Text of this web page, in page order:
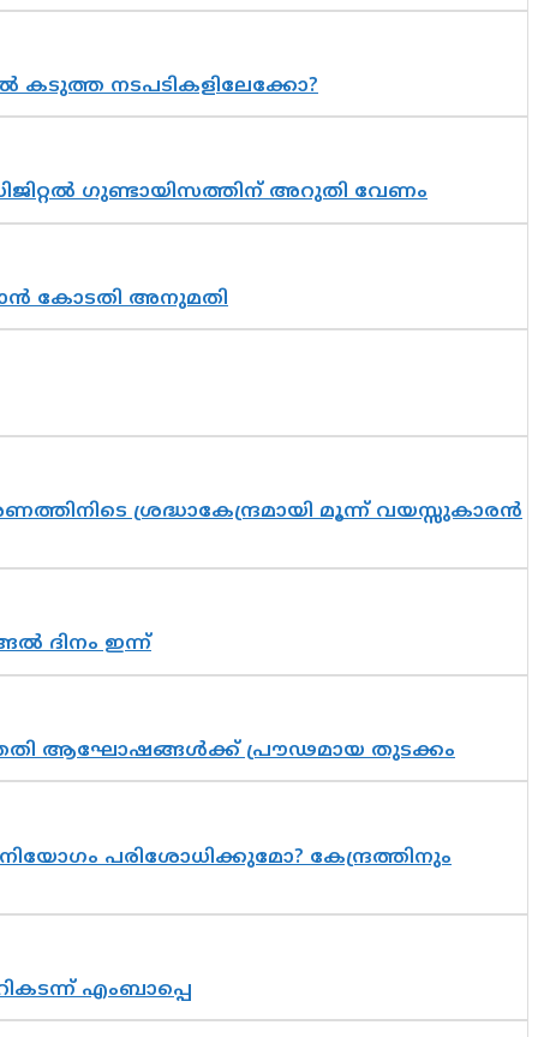
നടപടികളിലേക്കോ?
ഗുണ്ടായിസത്തിന് അറുതി വേണം
കോടതി അനുമതി
ശ്രദ്ധാകേന്ദ്രമായി മൂന്ന് വയസ്സുകാരൻ
ദിനം ഇന്ന്
ആഘോഷങ്ങൾക്ക് പ്രൗഢമായ തുടക്കം
പരിശോധിക്കുമോ? കേന്ദ്രത്തിനും
എംബാപ്പെ